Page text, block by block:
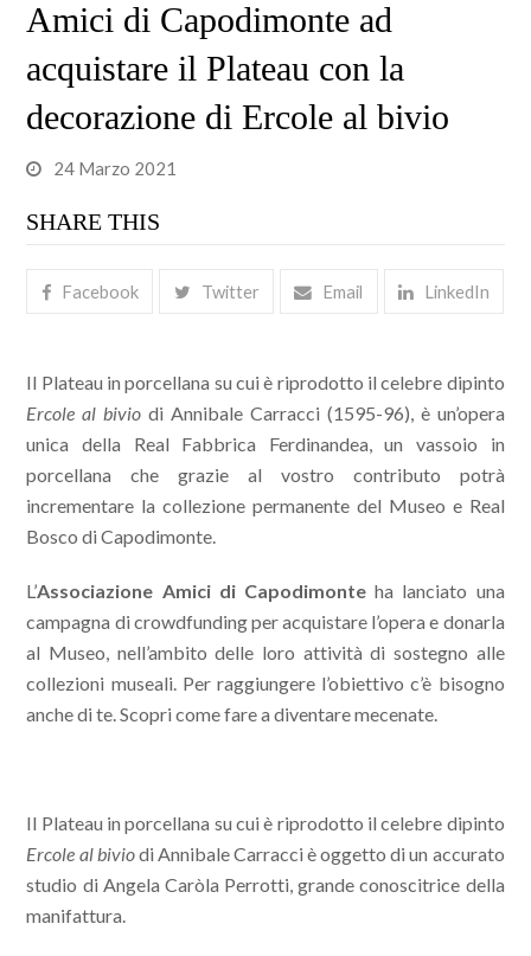
Amici di Capodimonte ad
acquistare il Plateau con la
decorazione di Ercole al bivio
24 Marzo 2021
SHARE THIS
Facebook Twitter Email LinkedIn
Il Plateau in porcellana su cui è riprodotto il celebre dipinto
Ercole al bivio di Annibale Carracci (1595-96), è un’opera
unica della Real Fabbrica Ferdinandea, un vassoio in
porcellana che grazie al vostro contributo potrà
incrementare la collezione permanente del Museo e Real
Bosco di Capodimonte.
L’Associazione Amici di Capodimonte ha lanciato una
campagna di crowdfunding per acquistare l’opera e donarla
al Museo, nell’ambito delle loro attività di sostegno alle
collezioni museali. Per raggiungere l’obiettivo c’è bisogno
anche di te. Scopri come fare a diventare mecenate.
Il Plateau in porcellana su cui è riprodotto il celebre dipinto
Ercole al biviodi Annibale Carracci è oggetto di un accurato
studio di Angela Caròla Perrotti, grande conoscitrice della
manifattura.